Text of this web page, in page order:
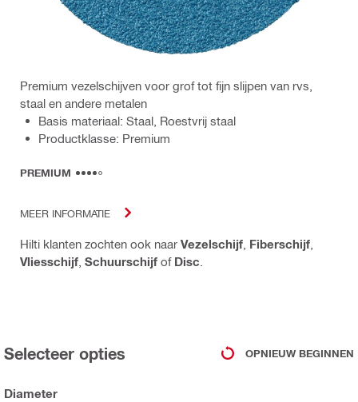
Premium vezelschijven voor grof tot fijn slijpen van rvs,
staal en andere metalen
Basis materiaal: Staal, Roestvrij staal
Productklasse: Premium
PREMIUM
MEER INFORMATIE
Hilti klanten zochten ook naar Vezelschijf Fiberschijf
Vliesschijf Schuurschijf of Disc
Selecteer opties OPNIEUW BEGINNEN
Diameter